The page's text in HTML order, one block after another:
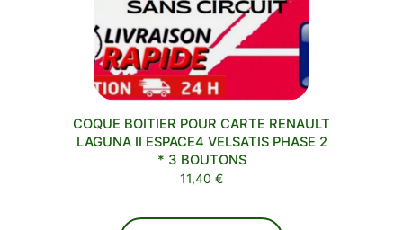
COQUE BOITIER POUR CARTE RENAULT
LAGUNA II ESPACE4 VELSATIS PHASE 2
* 3 BOUTONS
11,40 €